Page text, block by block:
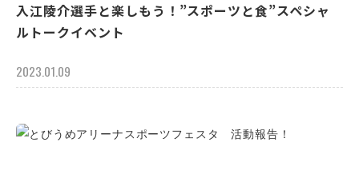
入江陵介選手と楽しもう！”スポーツと食”スペシャ
ルトークイベント
2023.01.09